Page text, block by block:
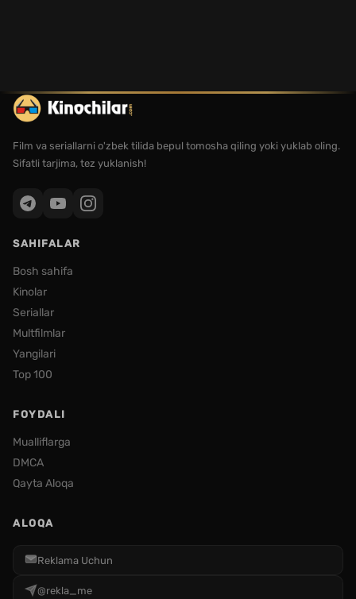
Film va seriallarni o'zbek tilida bepul tomosha qiling yoki yuklab oling.
Sifatli tarjima, tez yuklanish!
SAHIFALAR
Bosh sahifa
Kinolar
Seriallar
Multfilmlar
Yangilari
Top 100
FOYDALI
Mualliflarga
DMCA
Qayta Aloqa
ALOQA
Reklama Uchun
@rekla_me